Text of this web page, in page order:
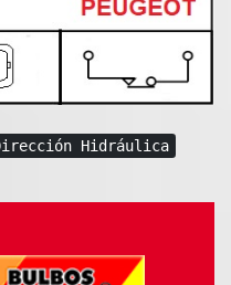
Hidráulica